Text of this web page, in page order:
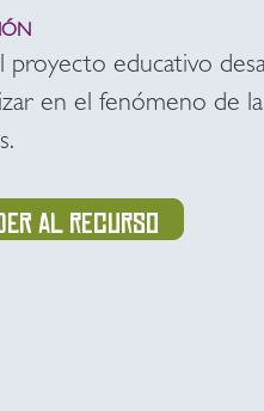
proyecto educativo
en el fenómeno de
al recurso